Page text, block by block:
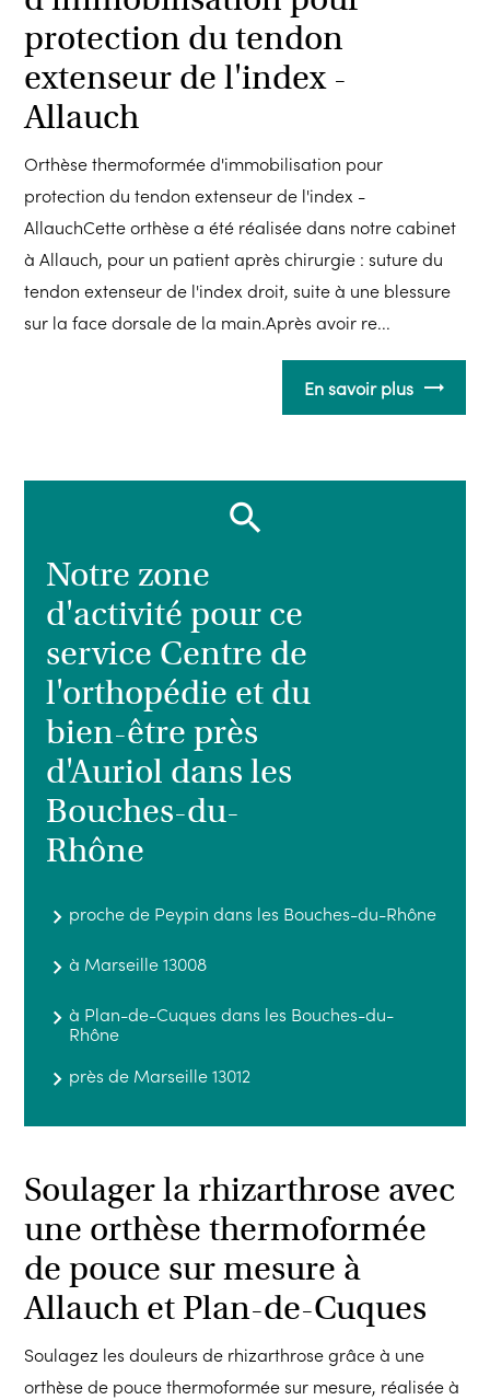
protection du tendon
extenseur de l'index -
Allauch
Orthèse thermoformée d'immobilisation pour
protection du tendon extenseur de l'index -
AllauchCette orthèse a été réalisée dans notre cabinet
à Allauch, pour un patient après chirurgie : suture du
tendon extenseur de l'index droit, suite à une blessure
sur la face dorsale de la main.Après avoir re...
En savoir plus
Notre zone
d'activité pour ce
service Centre de
l'orthopédie et du
bien-être près
d'Auriol dans les
Bouches-du-
Rhône
proche de Peypin dans les Bouches-du-Rhône
à Marseille 13008
à Plan-de-Cuques dans les Bouches-du-
Rhône
près de Marseille 13012
Soulager la rhizarthrose avec
une orthèse thermoformée
de pouce sur mesure à
Allauch et Plan-de-Cuques
Soulagez les douleurs de rhizarthrose grâce à une
orthèse de pouce thermoformée sur mesure, réalisée à